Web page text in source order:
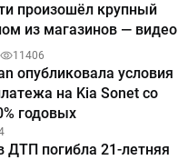
произошёл крупный
из магазинов — видео
11406
опубликовала условия
на Kia Sonet со
годовых
ДТП погибла 21-летняя